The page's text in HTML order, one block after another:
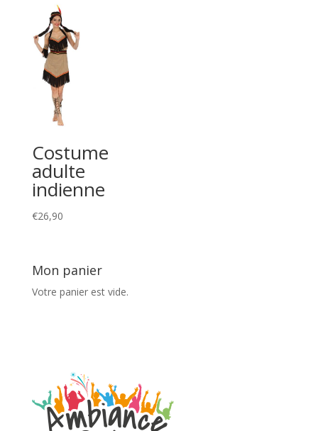
Costume
adulte
indienne
€26,90
Mon panier
Votre panier est vide.